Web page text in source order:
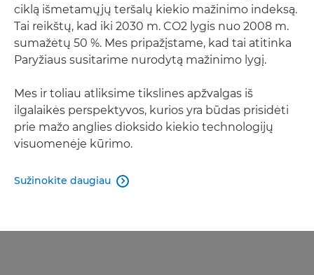
ciklą išmetamųjų teršalų kiekio mažinimo indeksą.
Tai reikštų, kad iki 2030 m. CO2 lygis nuo 2008 m.
sumažėtų 50 %. Mes pripažįstame, kad tai atitinka
Paryžiaus susitarime nurodytą mažinimo lygį.
Mes ir toliau atliksime tikslines apžvalgas iš
ilgalaikės perspektyvos, kurios yra būdas prisidėti
prie mažo anglies dioksido kiekio technologijų
visuomenėje kūrimo.
Sužinokite daugiau 